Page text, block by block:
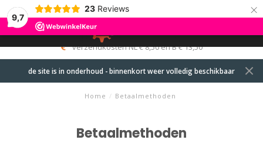
9,7
23 Reviews ×
MENU
0
verzendkosten NL € 8,50 en B € 13,50
de site is in onderhoud - binnenkort weer volledig beschikbaar
Home / Betaalmethoden
Betaalmethoden